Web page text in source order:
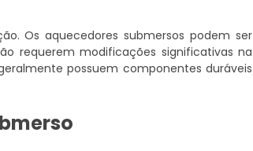
Os aquecedores submersos podem ser
requerem modificações significativas na
possuem componentes duráveis